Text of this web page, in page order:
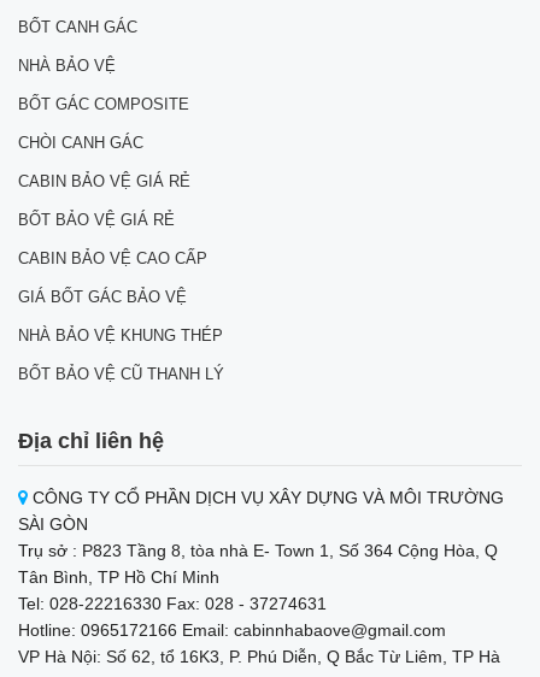
BỐT CANH GÁC
NHÀ BẢO VỆ
BỐT GÁC COMPOSITE
CHÒI CANH GÁC
CABIN BẢO VỆ GIÁ RẺ
BỐT BẢO VỆ GIÁ RẺ
CABIN BẢO VỆ CAO CẤP
GIÁ BỐT GÁC BẢO VỆ
NHÀ BẢO VỆ KHUNG THÉP
BỐT BẢO VỆ CŨ THANH LÝ
Địa chỉ liên hệ
CÔNG TY CỔ PHẦN DỊCH VỤ XÂY DỰNG VÀ MÔI TRƯỜNG
SÀI GÒN
Trụ sở : P823 Tầng 8, tòa nhà E- Town 1, Số 364 Cộng Hòa, Q
Tân Bình, TP Hồ Chí Minh
Tel: 028-22216330 Fax: 028 - 37274631
Hotline: 0965172166 Email: cabinnhabaove@gmail.com
VP Hà Nội: Số 62, tổ 16K3, P. Phú Diễn, Q Bắc Từ Liêm, TP Hà